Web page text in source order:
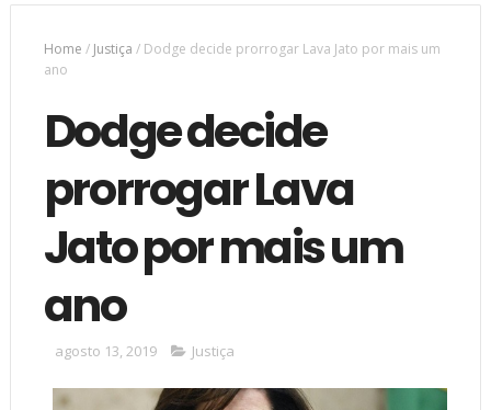
Home / Justiça / Dodge decide prorrogar Lava Jato por mais um
ano
Dodge decide
prorrogar Lava
Jato por mais um
ano
agosto 13, 2019 Justiça